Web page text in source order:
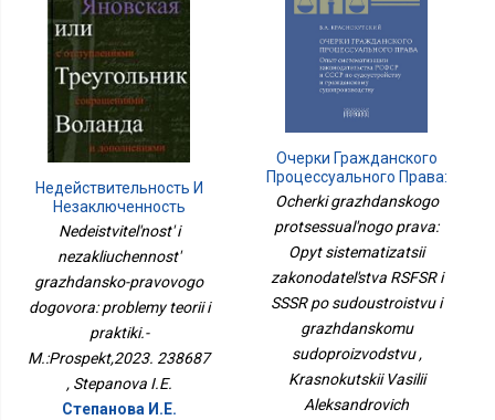
Недействительность И
Незаключенность
Гражданско-Правового
Теории И Практики.-
М.:Проспект,2023.
238687
Nedeistvitel'nost' i
nezakliuchennost'
grazhdansko-pravovogo
dogovora: problemy teorii i
praktiki.-
M.:Prospekt,2023. 238687
, Stepanova I.E.
Степанова И.Е.
Очерки Гражданского
Процессуального Права:
Опыт Систематизации
Законодательства
РСФСР И СССР По
Судоустройству И
Гражданскому
Судопроизводству
Ocherki grazhdanskogo
protsessual'nogo prava:
Opyt sistematizatsii
zakonodatel'stva RSFSR i
SSSR po sudoustroistvu i
grazhdanskomu
sudoproizvodstvu ,
Krasnokutskii Vasilii
Aleksandrovich